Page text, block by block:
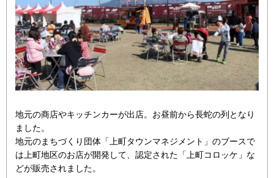
地元の商店やキッチンカーが出店。お昼前から長蛇の列となり
ました。
地元のまちづくり団体「上町タウンマネジメント」のブースで
は上町地区のお店が開発して、認定された「上町コロッケ」な
どが販売されました。